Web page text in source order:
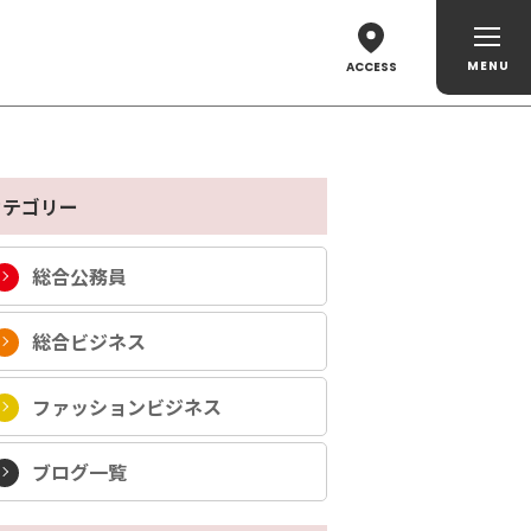
ACCESS
ゴリー
総合公務員
総合ビジネス
ファッションビジネス
ブログ一覧